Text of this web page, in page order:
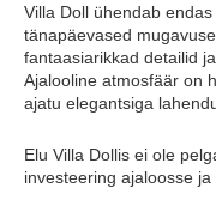
Villa Doll ühendab
tänapäevased
fantaasiarikkad detailid
Ajalooline atmosfäär on
ajatu elegantsiga
Elu Villa Dollis ei ole
investeering ajaloosse ja